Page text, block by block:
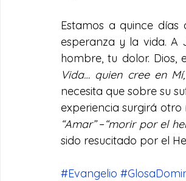
Estamos a quince
esperanza y la vida. A
hombre, tu dolor. Dios,
Vida… quien cree en
necesita que sobre su
experiencia surgirá
“Amar” –“morir por el
sido resucitado por el
#Evangelio